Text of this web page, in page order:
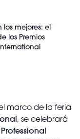
los mejores: el
los Premios
marco de la feria
, se celebrará